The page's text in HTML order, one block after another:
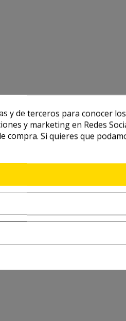
y de terceros para conocer
y marketing en Redes
compra. Si quieres que